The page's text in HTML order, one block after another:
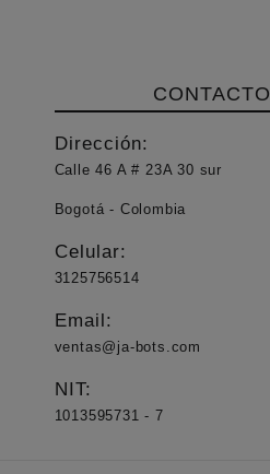
CONTACTO
Dirección:
Calle 46 A # 23A 30 sur
Bogotá - Colombia
Celular:
3125756514
Email:
ventas@ja-bots.com
NIT:
1013595731 - 7